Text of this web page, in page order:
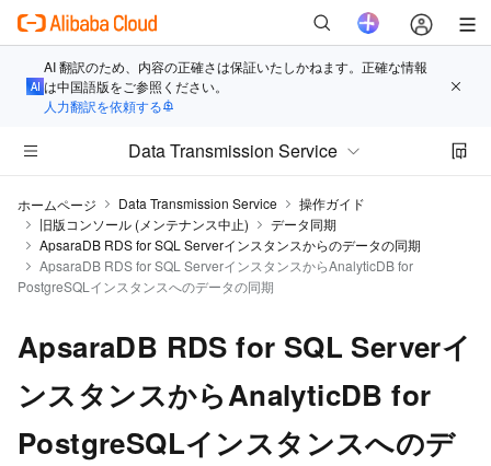
AI 翻訳のため、内容の正確さは保証いたしかねます。正確な情報
は中国語版をご参照ください。
人力翻訳を依頼する
Data Transmission Service
ホームページ Data Transmission Service
操作ガイド
旧版コンソール (メンテナンス中止)
データ同期
ApsaraDB RDS for SQL Serverインスタンスからのデータの同期
ApsaraDB RDS for SQL ServerインスタンスからAnalyticDB for
PostgreSQLインスタンスへのデータの同期
ApsaraDB RDS for SQL Serverイ
ンスタンスからAnalyticDB for
PostgreSQLインスタンスへのデ